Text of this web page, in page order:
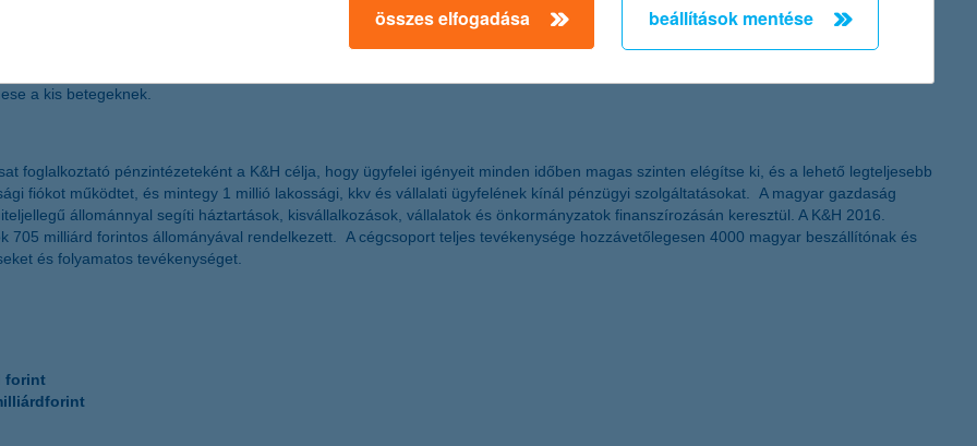
K&H gyógyvarázs mesedoktorok program
mára az ország egyik legnagyobb önkéntes
a kis betegeknek.
foglalkoztató pénzintézeteként a K&H célja, hogy ügyfelei igényeit minden időben magas szinten elégítse ki, és a lehető legteljesebb
fiókot működtet, és mintegy 1 millió lakossági, kkv és vállalati ügyfelének kínál pénzügyi szolgáltatásokat. A magyar gazdaság
állománnyal segíti háztartások, kisvállalkozások, vállalatok és önkormányzatok finanszírozásán keresztül. A K&H 2016.
milliárd forintos állományával rendelkezett. A cégcsoport teljes tevékenysége hozzávetőlegesen 4000 magyar beszállítónak és
és folyamatos tevékenységet.
forint
összes elfogadása beállítások mentése